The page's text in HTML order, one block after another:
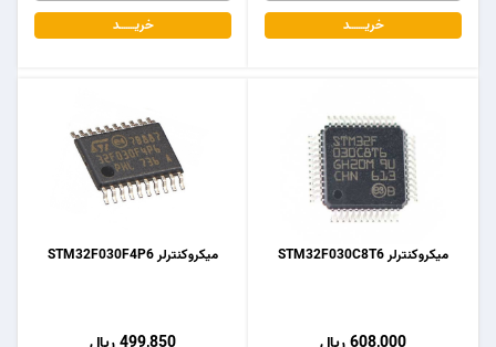
خریـــــــد
خریـــــــد
میکروکنترلر STM32F030F4P6 میکروکنترلر STM32F030C8T6